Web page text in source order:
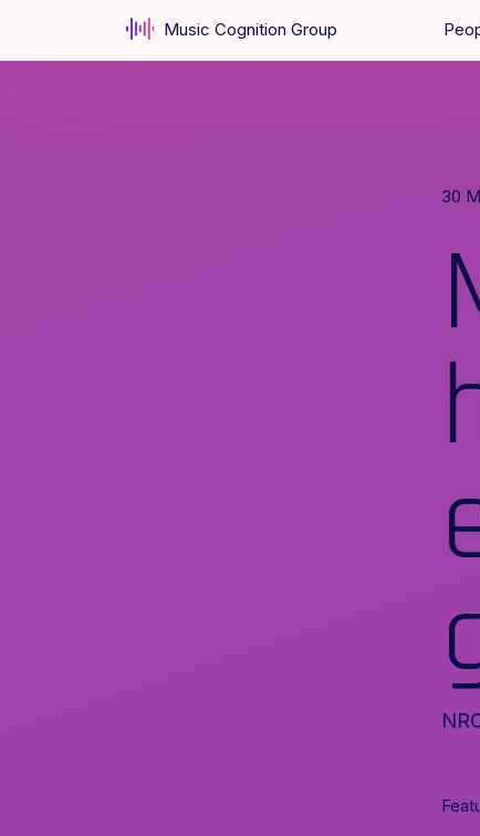
Music Cognition Group
30